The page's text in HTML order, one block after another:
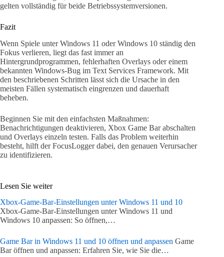
gelten vollständig für beide Betriebssystemversionen.
Fazit
Wenn Spiele unter Windows 11 oder Windows 10 ständig den
Fokus verlieren, liegt das fast immer an
Hintergrundprogrammen, fehlerhaften Overlays oder einem
bekannten Windows-Bug im Text Services Framework. Mit
den beschriebenen Schritten lässt sich die Ursache in den
meisten Fällen systematisch eingrenzen und dauerhaft
beheben.
Beginnen Sie mit den einfachsten Maßnahmen:
Benachrichtigungen deaktivieren, Xbox Game Bar abschalten
und Overlays einzeln testen. Falls das Problem weiterhin
besteht, hilft der FocusLogger dabei, den genauen Verursacher
zu identifizieren.
Lesen Sie weiter
Xbox-Game-Bar-Einstellungen unter Windows 11 und 10
Xbox-Game-Bar-Einstellungen unter Windows 11 und
Windows 10 anpassen: So öffnen,…
Game Bar in Windows 11 und 10 öffnen und anpassen Game
Bar öffnen und anpassen: Erfahren Sie, wie Sie die…